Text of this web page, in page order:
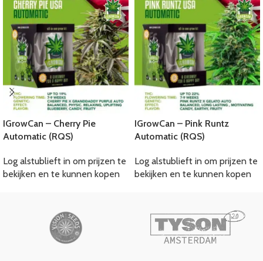
IGrowCan – Cherry Pie
Automatic (RQS)
Log alstublieft in om prijzen te
bekijken en te kunnen kopen
IGrowCan – Pink Runtz
Automatic (RQS)
Log alstublieft in om prijzen te
bekijken en te kunnen kopen